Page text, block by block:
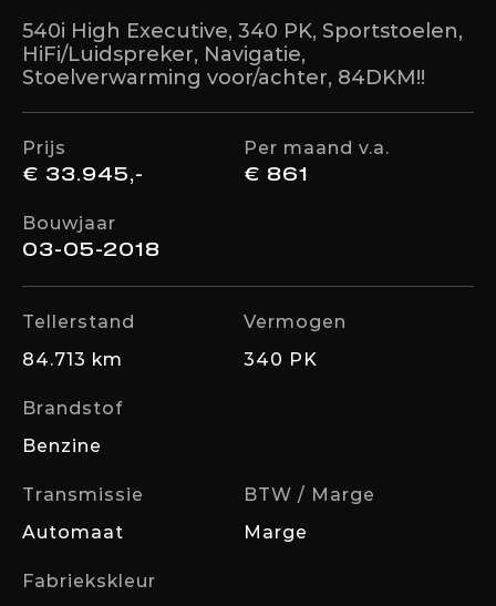
540i High Executive, 340 PK, Sportstoelen,
HiFi/Luidspreker, Navigatie,
Stoelverwarming voor/achter, 84DKM!!
Prijs
€ 33.945,-
Per maand v.a.
€ 861
Bouwjaar
03-05-2018
Tellerstand
84.713 km
Vermogen
340 PK
Brandstof
Benzine
Transmissie
Automaat
BTW / Marge
Marge
Fabriekskleur